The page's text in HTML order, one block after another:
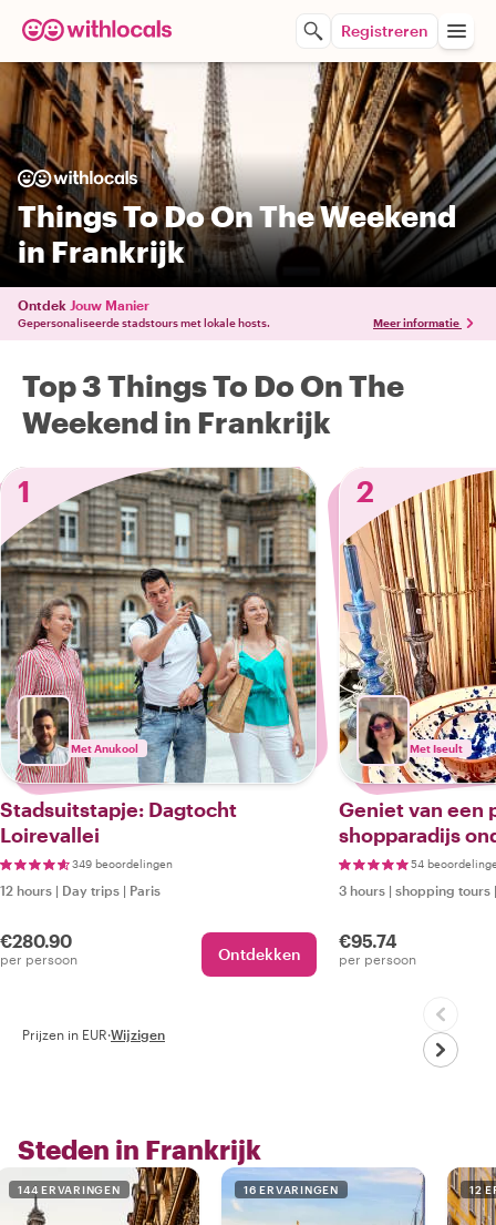
Registreren
Things To Do On The Weekend
in Frankrijk
Ontdek Jouw Manier
Gepersonaliseerde stadstours met lokale hosts. Meer informatie
Top 3 Things To Do On The
Weekend in Frankrijk
1
Met Anukool
Stadsuitstapje: Dagtocht
Loirevallei
349 beoordelingen
12 hours | Day trips | Paris
€280.90
per persoon Ontdekken
2
Met Iseult
Geniet van een
shopparadijs
een
54
3 hours | shopping tours
€95.74
per persoon
Prijzen in EUR·Wijzigen
Steden in Frankrijk
144 ERVARINGEN 16 ERVARINGEN 12